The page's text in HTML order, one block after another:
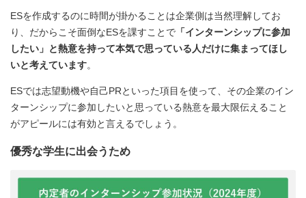
ESを作成するのに時間が掛かることは企業側は当然理解してお
り、だからこそ面倒なESを課すことで 「インターンシップに参加
したい」と熱意を持って本気で思っている人だけに集まってほし
いと考えています。
ESでは志望動機や自己PRといった項目を使って、その企業のイン
ターンシップに参加したいと思っている熱意を最大限伝えること
がアピールには有効と言えるでしょう。
優秀な学生に出会うため